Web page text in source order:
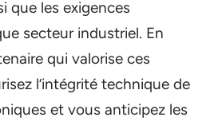
que les exigences
secteur industriel. En
qui valorise ces
l’intégrité technique de
et vous anticipez les